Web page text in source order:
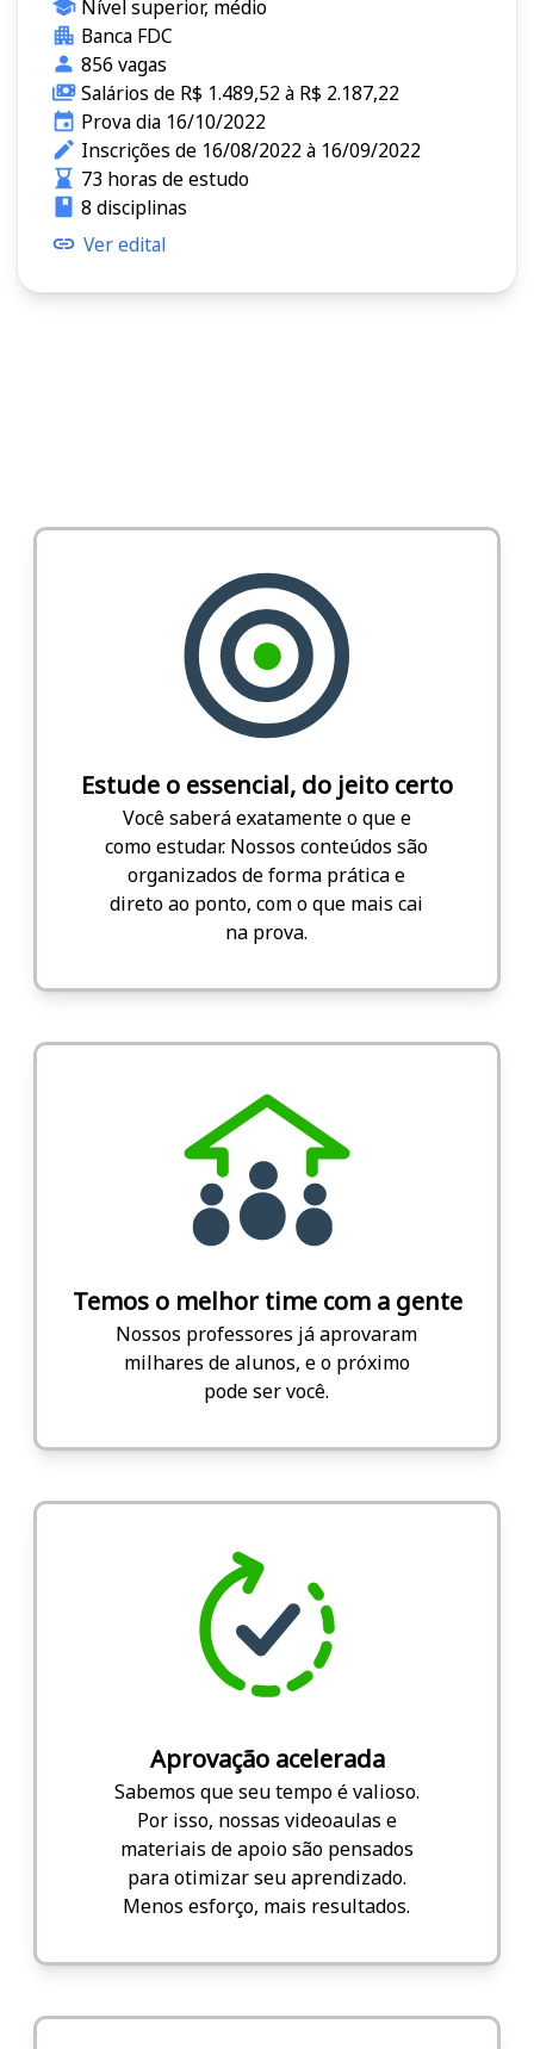
Nível superior, médio
Banca FDC
856 vagas
Salários de R$ 1.489,52 à R$ 2.187,22
Prova dia 16/10/2022
Inscrições de 16/08/2022 à 16/09/2022
73 horas de estudo
8 disciplinas
Ver edital
Estude o essencial, do jeito certo
Você saberá exatamente o que e
como estudar. Nossos conteúdos são
organizados de forma prática e
direto ao ponto, com o que mais cai
na prova.
Temos o melhor time com a gente
Nossos professores já aprovaram
milhares de alunos, e o próximo
pode ser você.
Aprovação acelerada
Sabemos que seu tempo é valioso.
Por isso, nossas videoaulas e
materiais de apoio são pensados
para otimizar seu aprendizado.
Menos esforço, mais resultados.